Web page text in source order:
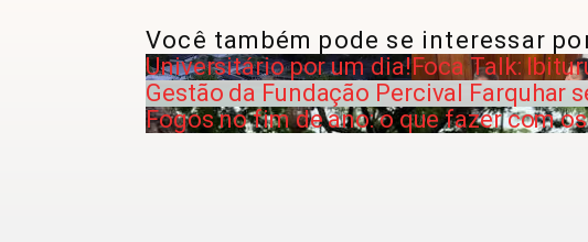
Você também pode se interessar
Universitário por um dia!Foca Talk:
Gestão da Fundação Percival Farquhar
Fogos no fim de ano: o que fazer com